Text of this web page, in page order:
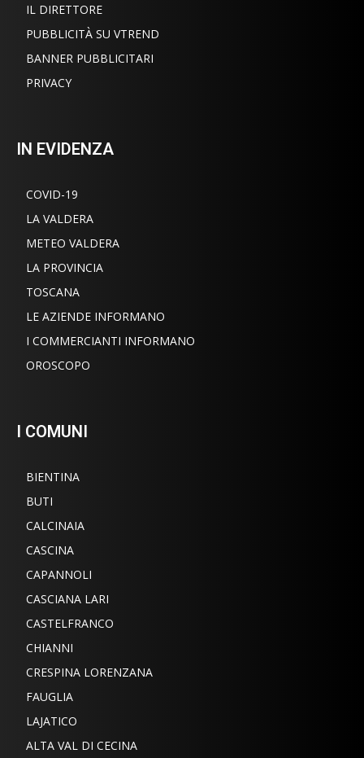
IL DIRETTORE
PUBBLICITÀ SU VTREND
BANNER PUBBLICITARI
PRIVACY
IN EVIDENZA
COVID-19
LA VALDERA
METEO VALDERA
LA PROVINCIA
TOSCANA
LE AZIENDE INFORMANO
I COMMERCIANTI INFORMANO
OROSCOPO
I COMUNI
BIENTINA
BUTI
CALCINAIA
CASCINA
CAPANNOLI
CASCIANA LARI
CASTELFRANCO
CHIANNI
CRESPINA LORENZANA
FAUGLIA
LAJATICO
ALTA VAL DI CECINA